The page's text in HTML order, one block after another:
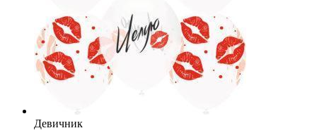
Девичник